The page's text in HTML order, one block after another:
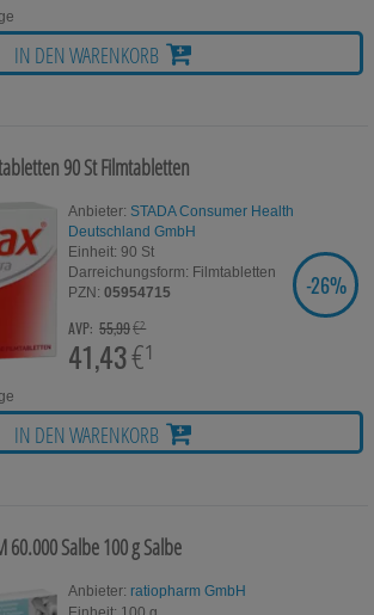
IN DEN WARENKORB
90 StFilmtabletten
Anbieter: STADA Consumer Health
Deutschland GmbH
Einheit: 90 St
Darreichungsform: Filmtabletten
PZN: 05954715
AVP: 55,99€²
41,43€¹
SIE SPAREN
-26%
IN DEN WARENKORB
60.000 Salbe100 gSalbe
Anbieter: ratiopharm GmbH